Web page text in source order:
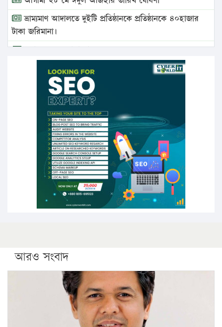
ভ্রাম্যমাণ আদালতে দুইটি প্রতিষ্ঠানকে প্রতিষ্ঠানকে ৪০হাজার
টাকা জরিমানা।
এবার লঞ্চের ভাড়া বাড়ল
১৭ থেকে ২১ শতাংশ বিদ্যুতের দাম বাড়ানোর প্রস্তাব পিডিবির
১৬ মে চাঁদপুর ও ২৫ মে ফেনী সফরে যাবেন প্রধানমন্ত্রী
উচ্চশিক্ষায় গৌরবময় অর্জন: পূর্ণ স্কলারশিপে যুক্তরাষ্ট্রে
পিএইচডি করছেন কুয়েটের কৃতি…
সারা দেশে বজ্রাঘাতে ১৪ জনের প্রাণহানি
কঠোর হচ্ছে এসএসসি ও এইচএসসি পরীক্ষা
ফরিদগঞ্জে আগুনে পুড়লো ৬ ব্যবসা প্রতিষ্ঠান
আরও সংবাদ